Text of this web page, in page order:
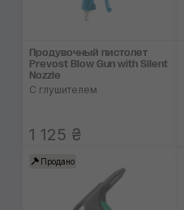
Продувочный пистолет
Prevost Blow Gun with Silent
Nozzle
С глушителем
1 125 ₴
Продано